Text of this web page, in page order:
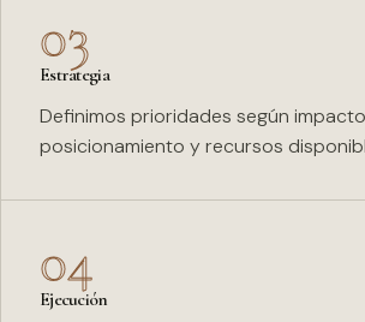
03
Estrategia
Definimos prioridades según
posicionamiento y recursos
04
Ejecución